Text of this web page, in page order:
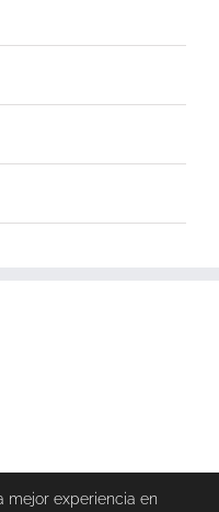
mejor experiencia en